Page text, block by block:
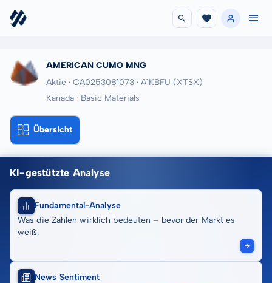
AMERICAN CUMO MNG
Aktie · CA0253081073 · A1KBFU (XTSX)
Kanada · Basic Materials
Übersicht
KI-gestützte Analyse
Fundamental-Analyse
Was die Zahlen wirklich bedeuten – bevor der Markt es
weiß.
News Sentiment